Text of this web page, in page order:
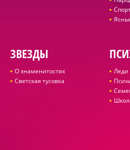
ЗВЕЗДЫ
О знаменитостях
Светская тусовка
Леди